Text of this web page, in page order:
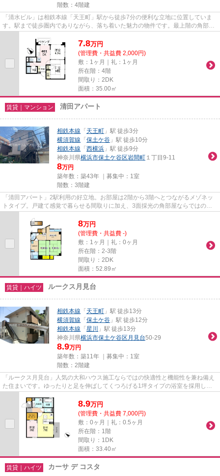
階数：4階建
「清水ビル」は相鉄本線「天王町」駅から徒歩7分の便利な立地に位置していま
す。駅まで徒歩圏内でありながら、落ち着いた魅力の物件です。最上階の角部屋
7.8万円
(管理費・共益費 2,000円)
敷：1ヶ月｜礼：1ヶ月
所在階：4階
間取り：2DK
面積：35.00㎡
賃貸｜マンション 清田アパート
相鉄本線 「 天王町 」駅 徒歩3分
横須賀線 「 保土ケ谷 」駅 徒歩10分
相鉄本線 「 西横浜 」駅 徒歩9分
神奈川県横浜市保土ケ谷区岩間町 １丁目9-11
8万円
築年数：築43年 ｜募集中： 1室
階数：3階建
「清田アパート」2駅利用の好立地。お部屋は2階から3階へとつながるメゾネッ
トタイプ。戸建て感覚で暮らせる間取りに加え、3面採光の角部屋ならではの明
8万円
(管理費・共益費 -)
敷：1ヶ月｜礼：0ヶ月
所在階：2-3階
間取り：2DK
面積：52.89㎡
賃貸｜ハイツ ルークス月見台
相鉄本線 「 天王町 」駅 徒歩13分
横須賀線 「 保土ケ谷 」駅 徒歩12分
相鉄本線 「 星川
」駅 徒歩13分
神奈川県横浜市保土ケ谷区 月見台50-29
8.9万円
築年数：築11年 ｜募集中： 1室
階数：2階建
「ルークス月見台」人気の大和ハウス施工ならではの快適性と機能性を兼ね備え
た住まいです。ゆったりと足を伸ばしてくつろげる1坪タイプの浴室を採用し、
8.9万円
(管理費・共益費 7,000円)
敷：0ヶ月｜礼：0.5ヶ月
所在階：1階
間取り：1DK
面積：33.40㎡
賃貸｜ハイツ カーサ デ コスタ